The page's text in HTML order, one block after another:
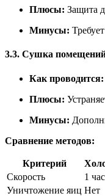
Плюсы: Защита
Минусы:
3.3. Сушка
Как проводится:
Плюсы:
Минусы:
Сравнение методов:
Критерий
Скорость
1 час
Уничтожение яиц Нет